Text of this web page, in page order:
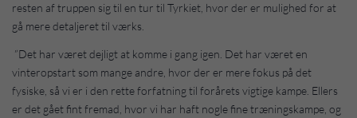
resten af truppen sig til en tur til Tyrkiet, hvor der er mulighed for at
gå mere detaljeret til værks.
”Det har været dejligt at komme i gang igen. Det har været en
vinteropstart som mange andre, hvor der er mere fokus på det
fysiske, så vi er i den rette forfatning til forårets vigtige kampe. Ellers
er det gået fint fremad, hvor vi har haft nogle fine træningskampe, og